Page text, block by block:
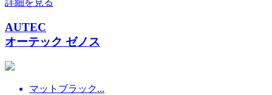
詳細を見る
AUTEC
オーテック ゼノス
マットブラック...